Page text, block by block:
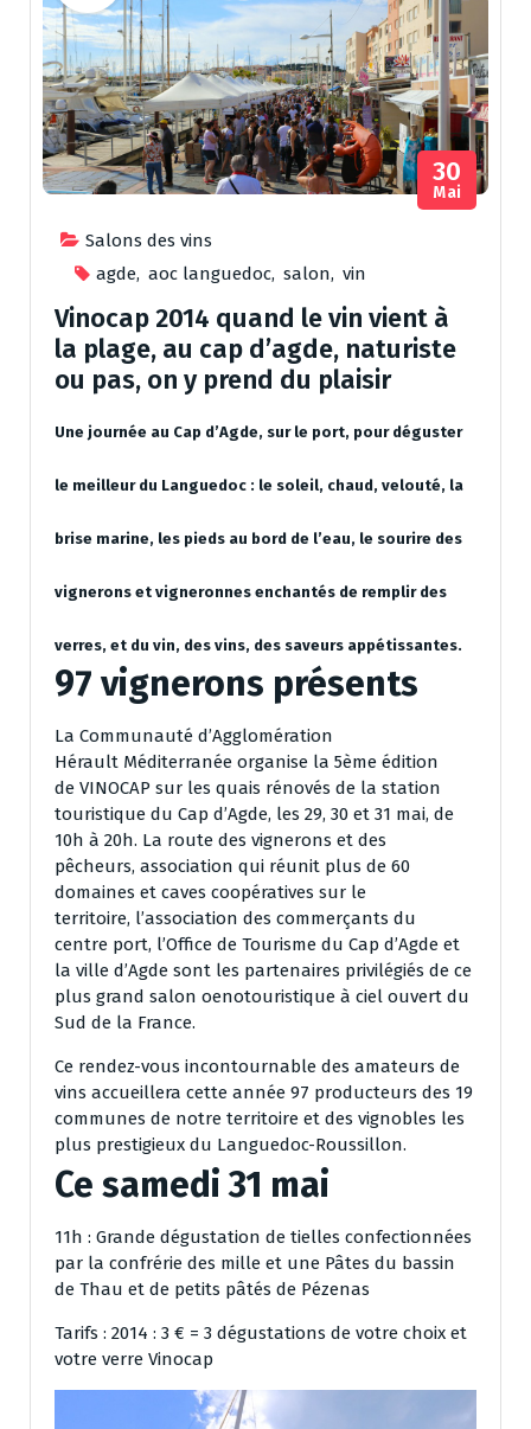
Salons des vins
agde, aoc languedoc, salon, vin
30
Mai
Vinocap 2014 quand le vin vient à
la plage, au cap d’agde, naturiste
ou pas, on y prend du plaisir
Une journée au Cap d’Agde, sur le port, pour déguster
le meilleur du Languedoc : le soleil, chaud, velouté, la
brise marine, les pieds au bord de l’eau, le sourire des
vignerons et vigneronnes enchantés de remplir des
verres, et du vin, des vins, des saveurs appétissantes.
97 vignerons présents
La Communauté d’Agglomération
Hérault Méditerranée organise la 5ème édition
de VINOCAP sur les quais rénovés de la station
touristique du Cap d’Agde, les 29, 30 et 31 mai, de
10h à 20h. La route des vignerons et des
pêcheurs, association qui réunit plus de 60
domaines et caves coopératives sur le
territoire, l’association des commerçants du
centre port, l’Office de Tourisme du Cap d’Agde et
la ville d’Agde sont les partenaires privilégiés de ce
plus grand salon oenotouristique à ciel ouvert du
Sud de la France.
Ce rendez-vous incontournable des amateurs de
vins accueillera cette année 97 producteurs des 19
communes de notre territoire et des vignobles les
plus prestigieux du Languedoc-Roussillon.
Ce samedi 31 mai
11h : Grande dégustation de tielles confectionnées
par la confrérie des mille et une Pâtes du bassin
de Thau et de petits pâtés de Pézenas
Tarifs : 2014 : 3 € = 3 dégustations de votre choix et
votre verre Vinocap